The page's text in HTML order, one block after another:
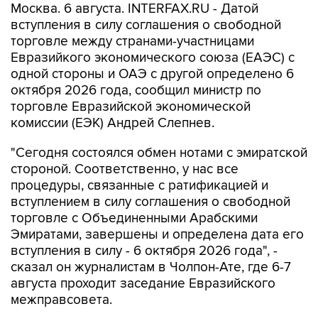
Москва. 6 августа. INTERFAX.RU - Датой
вступления в силу соглашения о свободной
торговле между странами-участницами
Евразийкого экономического союза (ЕАЭС) с
одной стороны и ОАЭ с другой определено 6
октября 2026 года, сообщил министр по
торговле Евразийской экономической
комиссии (ЕЭК) Андрей Слепнев.
"Сегодня состоялся обмен нотами с эмиратской
стороной. Соответственно, у нас все
процедуры, связанные с ратификацией и
вступлением в силу соглашения о свободной
торговле с Объединенными Арабскими
Эмиратами, завершены и определена дата его
вступления в силу - 6 октября 2026 года", -
сказал он журналистам в Чолпон-Ате, где 6-7
августа проходит заседание Евразийского
межправсовета.